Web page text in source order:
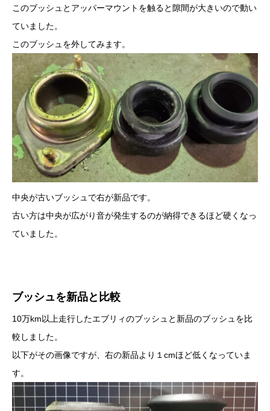
このブッシュとアッパーマウントを触ると隙間が大きいので動い
ていました。
このブッシュを外してみます。
中央が古いブッシュで右が新品です。
古い方は中央が広がり音が発生するのが納得できるほど硬くなっ
ていました。
ブッシュを新品と比較
10万km以上走行したエブリィのブッシュと新品のブッシュを比
較しました。
以下がその画像ですが、右の新品より１cmほど低くなっていま
す。